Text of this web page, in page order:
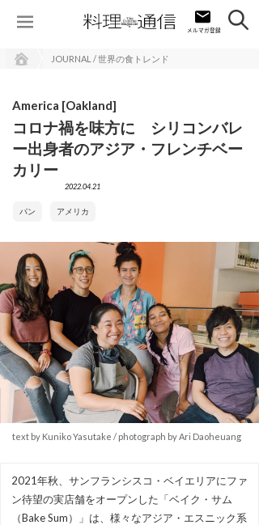
JOURNAL / 世界の食トレンド
America [Oakland]
コロナ禍を味方に シリコンバレ
ー出身者のアジア・フレンチベー
カリー
2022.04.21
パン アメリカ
text by Kuniko Yasutake / photograph by Ari Daoheuang
2021年秋、サンフランシスコ・ベイエリアにファ
ン待望の実店舗をオープンした「ベイク・サム
（Bake Sum）」は、様々なアジア・エスニック系